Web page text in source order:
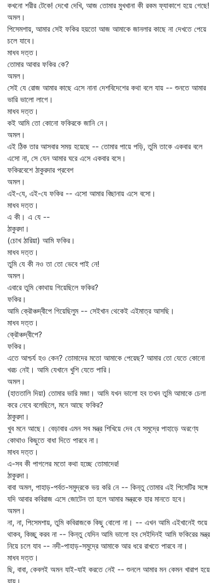
কখনো শরীর টেকে! দেখো দেখি, আজ তোমার মুখখানা কী রকম ফ্যাকাশে হয়ে গেছে!
অমল।
পিসেমশায়, আমার সেই ফকির হয়তো আজ আমাকে জানলার কাছে না দেখতে পেয়ে
চলে যাবে।
মাধব দত্ত।
তোমার আবার ফকির কে?
অমল।
সেই যে রোজ আমার কাছে এসে নানা দেশবিদেশের কথা বলে যায় -- শুনতে আমার
ভারি ভালো লাগে।
মাধব দত্ত।
কই আমি তো কোনো ফকিরকে জানি নে।
অমল।
এই ঠিক তার আসবার সময় হয়েছে -- তোমার পায়ে পড়ি, তুমি তাকে একবার বলে
এসো না, সে যেন আমার ঘরে এসে একবার বসে।
ফকিরবেশে ঠাকুরদার প্রবেশ
অমল।
এই-যে, এই-যে ফকির -- এসো আমার বিছানায় এসে বসো।
মাধব দত্ত।
এ কী। এ যে --
ঠাকুরদা।
(চোখ ঠারিয়া) আমি ফকির।
মাধব দত্ত।
তুমি যে কী নও তা তো ভেবে পাই নে!
অমল।
এবারে তুমি কোথায় গিয়েছিলে ফকির?
ফকির।
আমি ক্রৌঞ্চদ্বীপে গিয়েছিলুম -- সেইখান থেকেই এইমাত্র আসছি।
মাধব দত্ত।
ক্রৌঞ্চদ্বীপে?
ফকির।
এতে আশ্চর্য হও কেন? তোমাদের মতো আমাকে পেয়েছ? আমার তো যেতে কোনো
খরচ নেই। আমি যেখানে খুশি যেতে পারি।
অমল।
(হাততালি দিয়া) তোমার ভারি মজা। আমি যখন ভালো হব তখন তুমি আমাকে চেলা
করে নেবে বলেছিলে, মনে আছে ফকির?
ঠাকুরদা।
খুব মনে আছে। বেড়াবার এমন সব মন্ত্র শিখিয়ে দেব যে সমুদ্রে পাহাড়ে অরণ্যে
কোথাও কিছুতে বাধা দিতে পারবে না।
মাধব দত্ত।
এ-সব কী পাগলের মতো কথা হচ্ছে তোমাদের!
ঠাকুরদা।
বাবা অমল, পাহাড়-পর্বত-সমুদ্রকে ভয় করি নে -- কিন্তু তোমার এই পিসেটির সঙ্গে
যদি আবার কবিরাজ এসে জোটেন তা হলে আমার মন্ত্রকে হার মানতে হবে।
অমল।
না, না, পিসেমশায়, তুমি কবিরাজকে কিছু বোলো না। -- এখন আমি এইখানেই শুয়ে
থাকব, কিচ্ছু করব না -- কিন্তু যেদিন আমি ভালো হব সেইদিনই আমি ফকিরের মন্ত্র
নিয়ে চলে যাব -- নদী-পাহাড়-সমুদ্রে আমাকে আর ধরে রাখতে পারবে না।
মাধব দত্ত।
ছি, বাবা, কেবলই অমন যাই-যাই করতে নেই -- শুনলে আমার মন কেমন খারাপ হয়ে
যায়।